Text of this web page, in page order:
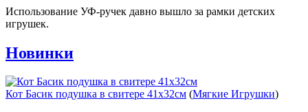
Использование УФ-ручек давно вышло за рамки детских
игрушек.
Новинки
Кот Басик подушка в свитере 41х32см (Мягкие Игрушки)